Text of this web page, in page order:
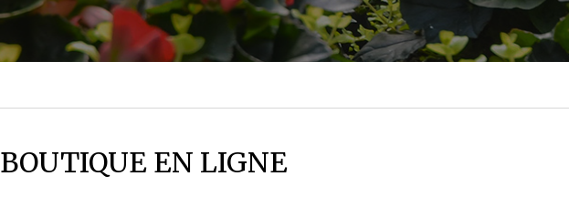
BOUTIQUE EN LIGNE